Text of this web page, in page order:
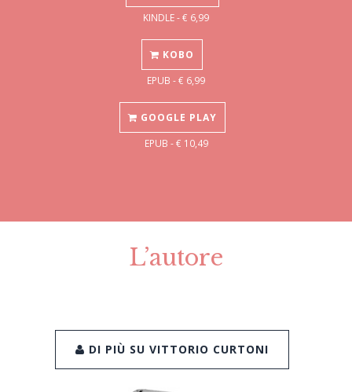
KINDLE - € 6,99
KOBO
EPUB - € 6,99
GOOGLE PLAY
EPUB - € 10,49
L’autore
DI PIÙ SU VITTORIO CURTONI